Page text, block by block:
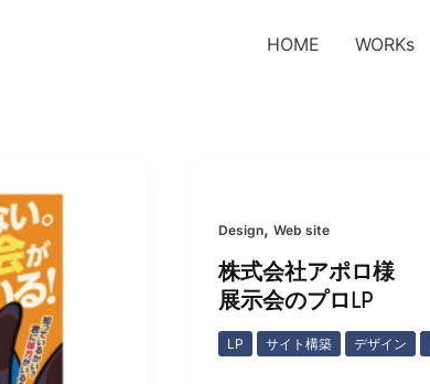
HOME WORKs
Design, Web site
株式会社アポロ様
展示会のプロLP
LP サイト構築 デザイン